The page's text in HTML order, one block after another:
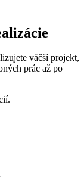
väčší projekt,
prác až po